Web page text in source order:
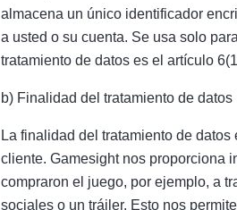
almacena un único identificador
a usted o su cuenta. Se usa solo
tratamiento de datos es el artículo
b) Finalidad del tratamiento de datos
La finalidad del tratamiento de
cliente. Gamesight nos proporciona
compraron el juego, por ejemplo, a
sociales o un tráiler. Esto nos